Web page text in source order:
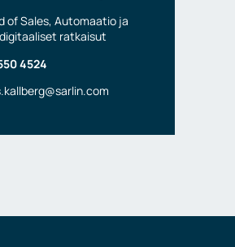
of Sales, Automaatio ja
digitaaliset ratkaisut
4524